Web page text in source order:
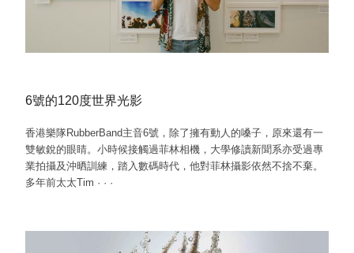
6號的120度世界光影
香港樂隊RubberBand主音6號，除了擁有動人的嗓子，原來還有一
雙敏銳的眼睛。小時候接觸過菲林相機，大學修讀新聞系亦受過專
業拍攝及沖晒訓練，踏入數碼時代，他對菲林攝影依然不捨不棄。
多年前太太Tim · · ·